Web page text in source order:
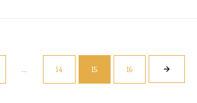
… 14 15 16